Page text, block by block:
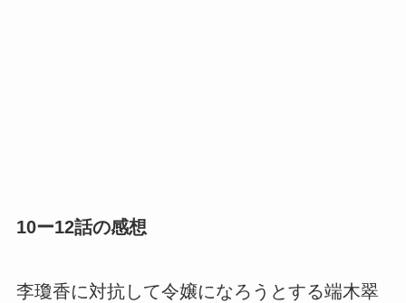
10ー12話の感想
李瓊香に対抗して令嬢になろうとする端木翠